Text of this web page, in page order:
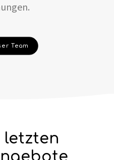
Team
letzten